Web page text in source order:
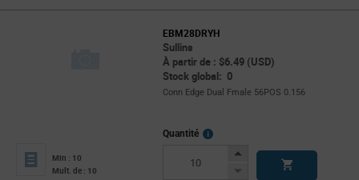
EBM28DRYH
Sullins
À partir de : $6.49 (USD)
Stock global: 0
Conn Edge Dual Fmale 56POS 0.156
Min : 10
Mult. de : 10
Quantité
More
Increase
Decrease